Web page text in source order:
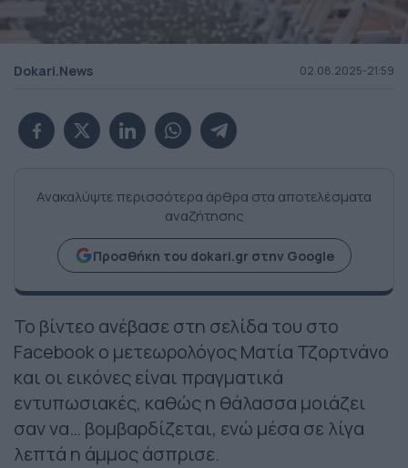
Dokari.News 02.08.2025-21:59
Ανακαλύψτε περισσότερα άρθρα στα αποτελέσματα
αναζήτησης
Προσθήκη του dokari.gr στην Google
Το βίντεο ανέβασε στη σελίδα του στο
Facebook ο μετεωρολόγος Ματία Τζορτνάνο
και οι εικόνες είναι πραγματικά
εντυπωσιακές, καθώς η θάλασσα μοιάζει
σαν να… βομβαρδίζεται, ενώ μέσα σε λίγα
λεπτά η άμμος άσπρισε.